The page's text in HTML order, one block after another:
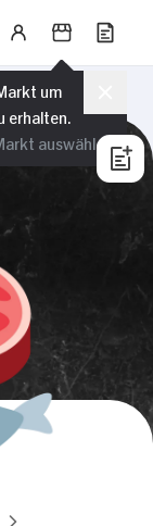
um
erhalten.
auswählen